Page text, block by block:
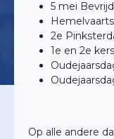
5 mei
2e
1e en 2e
Op alle andere